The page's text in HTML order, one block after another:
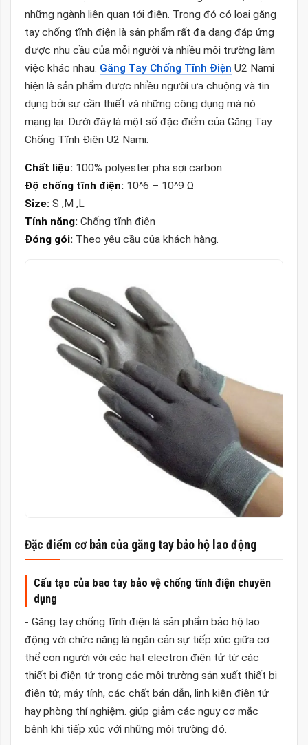
những ngành liên quan tới điện. Trong đó có loại găng
tay chống tĩnh điện là sản phẩm rất đa dạng đáp ứng
được nhu cầu của mỗi người và nhiều môi trường làm
việc khác nhau. Găng Tay Chống Tĩnh Điện U2 Nami
hiện là sản phẩm được nhiều người ưa chuộng và tin
dụng bởi sự cần thiết và những công dụng mà nó
mạng lại. Dưới đây là một số đặc điểm của Găng Tay
Chống Tĩnh Điện U2 Nami:
Chất liệu: 100% polyester pha sợi carbon
Độ chống tĩnh điện: 10^6 – 10^9 Ω
Size: S ,M ,L
Tính năng: Chống tĩnh điện
Đóng gói: Theo yêu cầu của khách hàng.
Đặc điểm cơ bản của găng tay bảo hộ lao động
Cấu tạo của bao tay bảo vệ chống tĩnh điện chuyên
dụng
- Găng tay chống tĩnh điện là sản phẩm bảo hộ lao
động với chức năng là ngăn cản sự tiếp xúc giữa cơ
thể con người với các hạt electron điện tử từ các
thiết bị điện tử trong các môi trường sản xuất thiết bị
điện tử, máy tính, các chất bán dẫn, linh kiện điện tử
hay phòng thí nghiệm. giúp giảm các nguy cơ mắc
bênh khi tiếp xúc với những môi trường đó.